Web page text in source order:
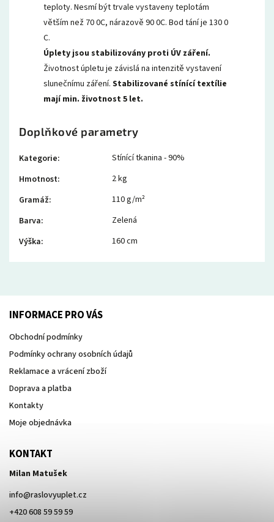
teploty. Nesmí být trvale vystaveny teplotám
větším než 70 0C, nárazově 90 0C. Bod tání je 130 0
C.
Úplety jsou stabilizovány proti ÚV záření.
Životnost úpletu je závislá na intenzitě vystavení
slunečnímu záření. Stabilizované stínící textílie
mají min. životnost 5 let.
Doplňkové parametry
Kategorie:
Stínící tkanina - 90%
Hmotnost:
2 kg
Gramáž:
110 g/m²
Barva:
Zelená
Výška: 160 cm
INFORMACE PRO VÁS
Obchodní podmínky
Podmínky ochrany osobních údajů
Reklamace a vrácení zboží
Doprava a platba
Kontakty
Moje objednávka
KONTAKT
Milan Matušek
info@raslovyuplet.cz
+420 608 59 59 59